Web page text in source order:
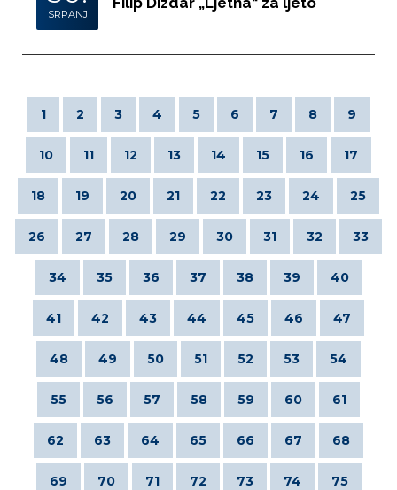
SRPANJ
1 2 3 4 5 6 7 8 9
10 11 12 13 14 15 16 17
18 19 20 21 22 23 24 25
26 27 28 29 30 31 32 33
34 35 36 37 38 39 40
41 42 43 44 45 46 47
48 49 50 51 52 53 54
55 56 57 58 59 60 61
62 63 64 65 66 67 68
69 70 71 72 73 74 75